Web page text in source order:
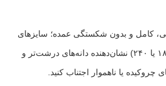
و بدون شکستگی عمده؛ سایزهای
کوچک‌تر عددی (مانند ۱۸۰ یا ۲۴۰) نشان‌دهنده دانه‌های درشت‌تر و
یا ناهموار اجتناب کنید.